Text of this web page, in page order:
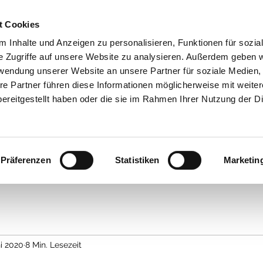
Cookies
Inhalte und Anzeigen zu personalisieren, Funktionen für
Zugriffe auf unsere Website zu analysieren. Außerdem geben
unserer Website an unsere Partner für soziale Medien,
Partner führen diese Informationen möglicherweise mit
haben oder die sie im Rahmen Ihrer Nutzung der
Präferenzen Statistiken
2020 8 Min. Lesezeit